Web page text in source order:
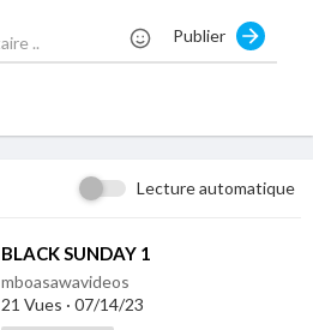
Publier
Lecture automatique
⁣BLACK SUNDAY 1
mboasawavideos
21 Vues · 07/14/23